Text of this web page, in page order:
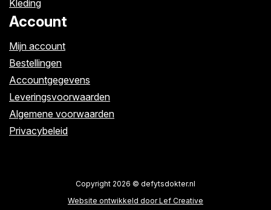
Kleding
Account
Mijn account
Bestellingen
Accountgegevens
Leveringsvoorwaarden
Algemene voorwaarden
Privacybeleid
Copyright 2026 © defytsdokter.nl
Website ontwikkeld door Lef Creative